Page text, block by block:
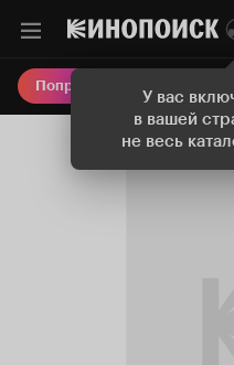
У вас
в вашей
не весь
Попробовать Плюс